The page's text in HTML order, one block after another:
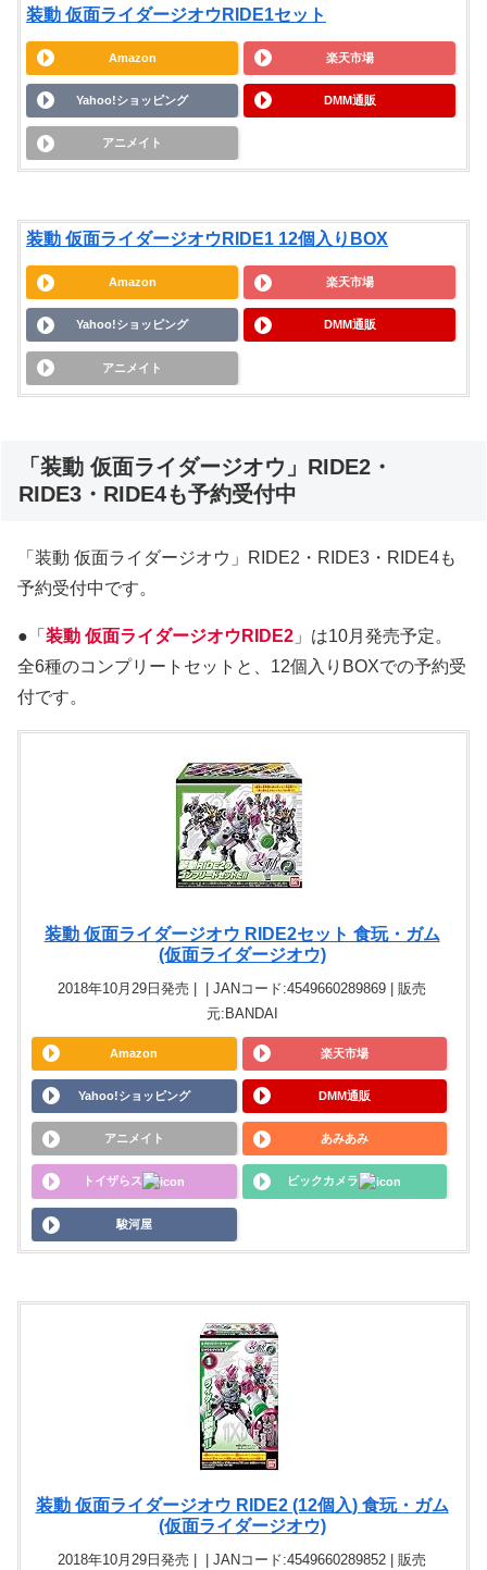
装動 仮面ライダージオウRIDE1セット
Amazon 楽天市場
Yahoo!ショッピング DMM通販
アニメイト
装動 仮面ライダージオウRIDE1 12個入りBOX
Amazon 楽天市場
Yahoo!ショッピング DMM通販
アニメイト
「装動 仮面ライダージオウ」RIDE2・
RIDE3・RIDE4も予約受付中
「装動 仮面ライダージオウ」RIDE2・RIDE3・RIDE4も
予約受付中です。
●「 装動 仮面ライダージオウRIDE2 」は10月発売予定。
全6種のコンプリートセットと、12個入りBOXでの予約受
付です。
装動 仮面ライダージオウ RIDE2セット 食玩・ガム
(仮面ライダージオウ)
2018年10月29日発売 | | JANコード:4549660289869 | 販売
元:BANDAI
Amazon 楽天市場
Yahoo!ショッピング DMM通販
アニメイト あみあみ
トイザらス ビックカメラ
駿河屋
装動 仮面ライダージオウ RIDE2 (12個入) 食玩・ガム
(仮面ライダージオウ)
2018年10月29日発売 | | JANコード:4549660289852 | 販売